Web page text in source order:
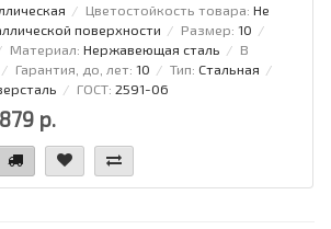
Цветостойкость товара: Не
поверхности
Размер: 10
Материал: Нержавеющая сталь
В
Гарантия, до, лет: 10 Тип: Стальная
ГОСТ: 2591-06
р.